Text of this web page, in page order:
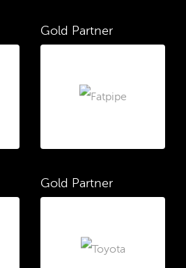
Gold Partner
Gold Partner